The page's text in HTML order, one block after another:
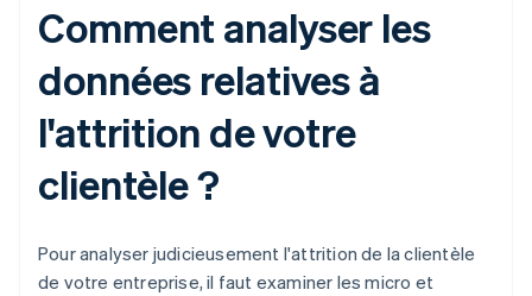
Comment analyser les
données relatives à
l'attrition de votre
clientèle ?
Pour analyser judicieusement l'attrition de la clientèle
de votre entreprise, il faut examiner les micro et